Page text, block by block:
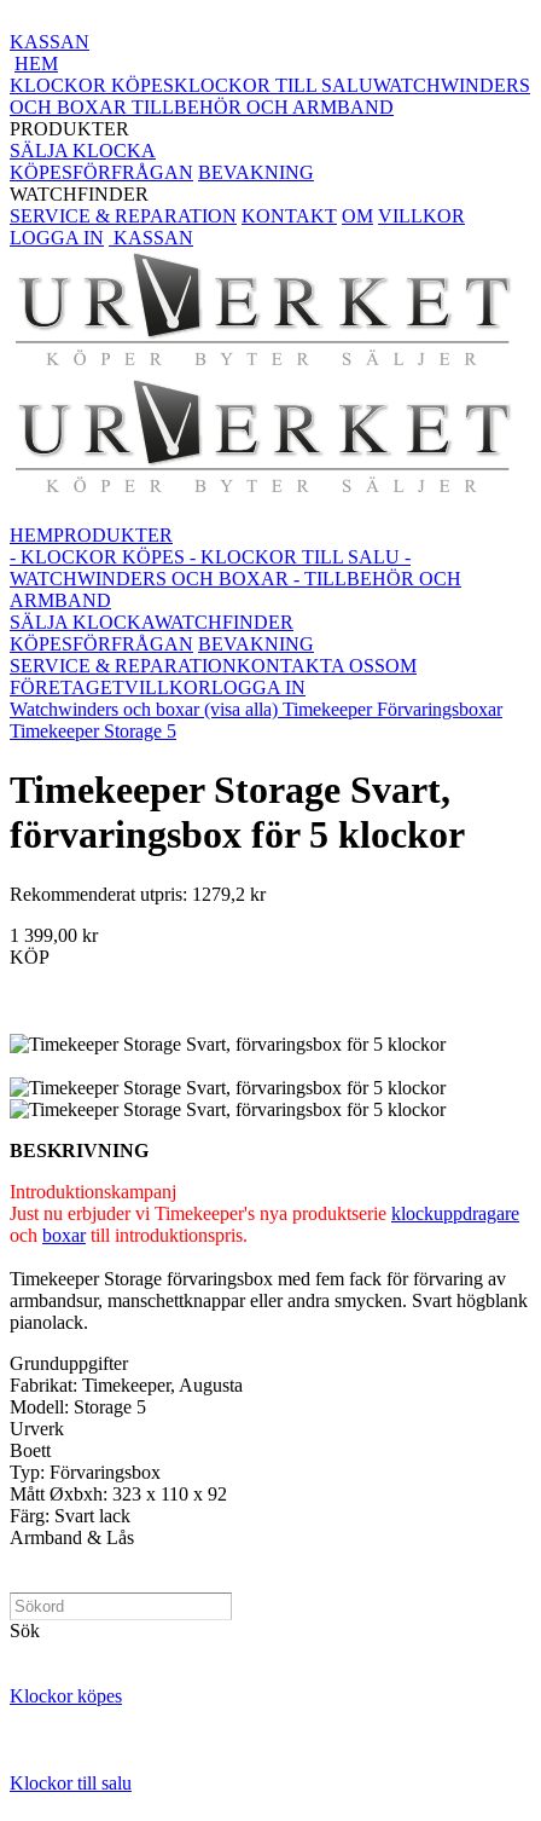
KASSAN
HEM
KLOCKOR KÖPESKLOCKOR TILL SALUWATCHWINDERS
OCH BOXAR TILLBEHÖR OCH ARMBAND
PRODUKTER
SÄLJA KLOCKA
KÖPESFÖRFRÅGAN BEVAKNING
WATCHFINDER
SERVICE & REPARATION KONTAKT OM VILLKOR
LOGGA IN KASSAN
HEMPRODUKTER
- KLOCKOR KÖPES - KLOCKOR TILL SALU -
WATCHWINDERS OCH BOXAR - TILLBEHÖR OCH
ARMBAND
SÄLJA KLOCKAWATCHFINDER
KÖPESFÖRFRÅGAN BEVAKNING
SERVICE & REPARATIONKONTAKTA OSSOM
FÖRETAGETVILLKORLOGGA IN
Watchwinders och boxar (visa alla) Timekeeper Förvaringsboxar
Timekeeper Storage 5
Timekeeper Storage Svart,
förvaringsbox för 5 klockor
Rekommenderat utpris: 1279,2 kr
1 399,00 kr
KÖP
BESKRIVNING
Introduktionskampanj
Just nu erbjuder vi Timekeeper's nya produktserie klockuppdragare
och boxartill introduktionspris.
Timekeeper Storage förvaringsbox med fem fack för förvaring av
armbandsur, manschettknappar eller andra smycken. Svart högblank
pianolack.
Grunduppgifter
Fabrikat: Timekeeper, Augusta
Modell: Storage 5
Urverk
Boett
Typ: Förvaringsbox
Mått Øxbxh: 323 x 110 x 92
Färg: Svart lack
Armband & Lås
Sök
Klockor köpes
Klockor till salu